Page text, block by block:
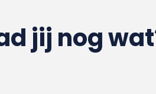
jij nog